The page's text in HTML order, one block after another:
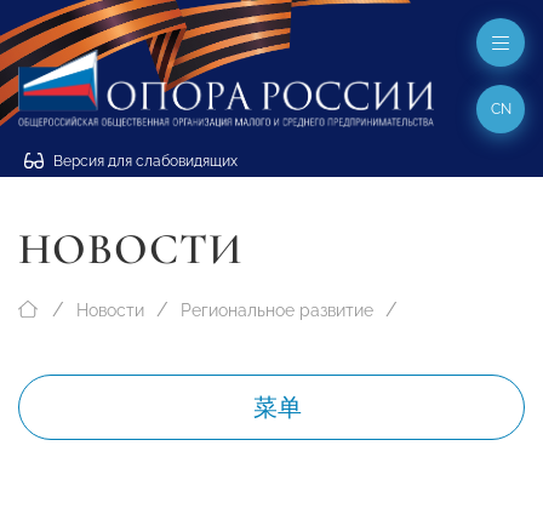
Версия для слабовидящих
CN
НОВОСТИ
Новости Региональное развитие
菜单